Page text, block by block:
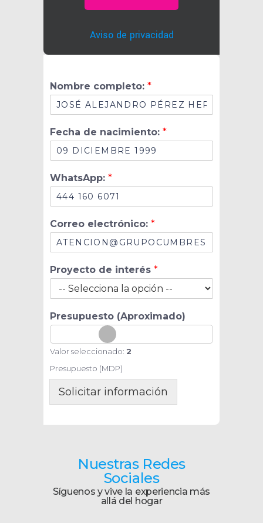
Aviso de privacidad
e
l
c
t
r
n
i
c
:
d
e
c
i
e
n
t
o
Nombre completo: *
Fecha de nacimiento: *
WhatsApp: *
Correo electrónico: *
Proyecto de interés *
Presupuesto (Aproximado)
Valor seleccionado: 2
Presupuesto (MDP)
Solicitar información
Nuestras Redes
Sociales
Síguenos y vive la experiencia más
allá del hogar